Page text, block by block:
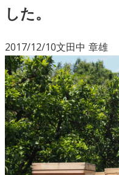
した。
2017/12/10文田中 章雄